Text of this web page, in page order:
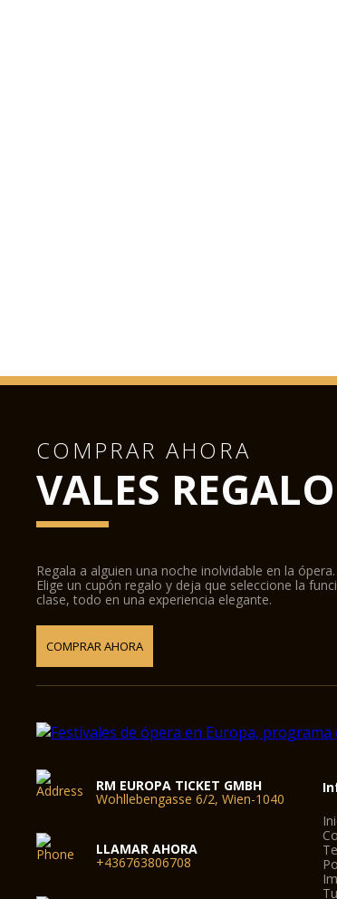
COMPRAR AHORA
VALES REGALO
Regala a alguien una noche inolvidable en la ópera.
Elige un cupón regalo y deja que seleccione la
clase, todo en una experiencia elegante.
COMPRAR AHORA
RM EUROPA TICKET GMBH
Wohllebengasse 6/2, Wien-1040
LLAMAR AHORA
+436763806708